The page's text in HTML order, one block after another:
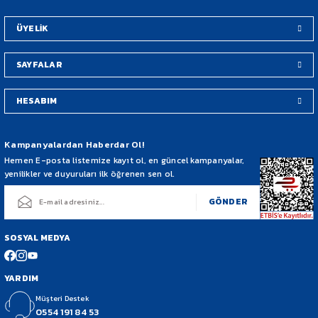
Bu ürüne benzer farklı alternatifler olmalı.
ÜYELİK
SAYFALAR
HESABIM
Kampanyalardan Haberdar Ol!
Hemen E-posta listemize kayıt ol, en güncel kampanyalar,
yenilikler ve duyuruları ilk öğrenen sen ol.
GÖNDER
SOSYAL MEDYA
YARDIM
Müşteri Destek
0554 191 84 53